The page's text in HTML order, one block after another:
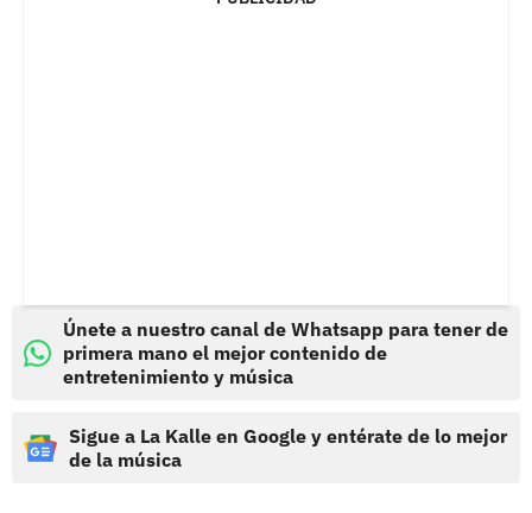
Únete a nuestro canal de Whatsapp para tener de
primera mano el mejor contenido de
entretenimiento y música
Sigue a La Kalle en Google y entérate de lo mejor
de la música